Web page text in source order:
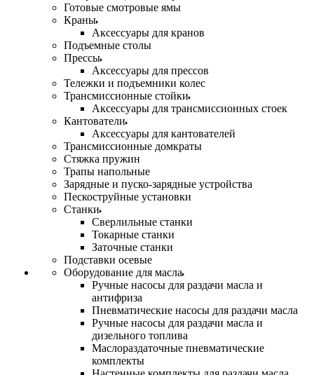
Готовые смотровые ямы
Краны
Аксессуары для кранов
Подъемные столы
Прессы
Аксессуары для прессов
Тележки и подъемники колес
Трансмиссионные стойки
Аксессуары для трансмиссионных стоек
Кантователи
Аксессуары для кантователей
Трансмиссионные домкраты
Стяжка пружин
Трапы напольные
Зарядные и пуско-зарядные устройства
Пескоструйные установки
Станки
Сверлильные станки
Токарные станки
Заточные станки
Подставки осевые
Оборудование для масла
Ручные насосы для раздачи масла и
антифриза
Пневматические насосы для раздачи масла
Ручные насосы для раздачи масла и
дизельного топлива
Маслораздаточные пневматические
комплекты